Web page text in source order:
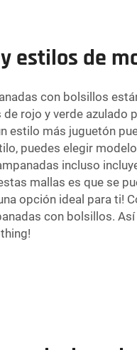
estilos de
con bolsillos
rojo y verde
estilo más juguetón
puedes elegir
incluso
mallas es que se
opción ideal para
con bolsillos.